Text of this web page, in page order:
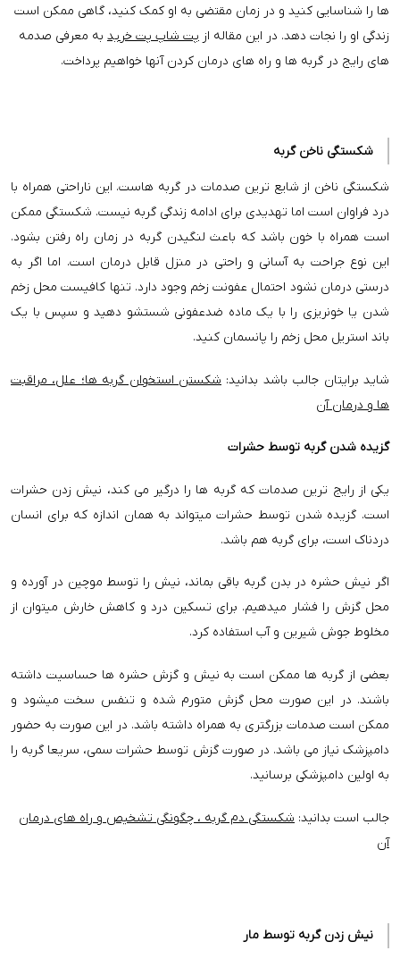
ها را شناسایی کنید و در زمان مقتضی به او کمک کنید، گاهی ممکن است
زندگی او را نجات دهد. در این مقاله از پت شاپ پت خریدبه معرفی صدمه
های رایج در گربه ها و راه های درمان کردن آنها خواهیم پرداخت.
شکستگی ناخن گربه
شکستگی ناخن از شایع ترین صدمات در گربه هاست. این ناراحتی همراه با
درد فراوان است اما تهدیدی برای ادامه زندگی گربه نیست. شکستگی ممکن
است همراه با خون باشد که باعث لنگیدن گربه در زمان راه رفتن بشود.
این نوع جراحت به آسانی و راحتی در منزل قابل درمان است. اما اگر به
درستی درمان نشود احتمال عفونت زخم وجود دارد. تنها کافیست محل زخم
شدن یا خونریزی را با یک ماده ضدعفونی شستشو دهید و سپس با یک
باند استریل محل زخم را پانسمان کنید.
شاید برایتان جالب باشد بدانید: شکستن استخوان گربه ها؛ علل، مراقبت
ها و درمان آن
گزیده شدن گربه توسط حشرات
یکی از رایج ترین صدمات که گربه ها را درگیر می کند، نیش زدن حشرات
است. گزیده شدن توسط حشرات میتواند به همان اندازه که برای انسان
دردناک است، برای گربه هم باشد.
اگر نیش حشره در بدن گربه باقی بماند، نیش را توسط موچین در آورده و
محل گزش را فشار میدهیم. برای تسکین درد و کاهش خارش میتوان از
مخلوط جوش شیرین و آب استفاده کرد.
بعضی از گربه ها ممکن است به نیش و گزش حشره ها حساسیت داشته
باشند. در این صورت محل گزش متورم شده و تنفس سخت میشود و
ممکن است صدمات بزرگتری به همراه داشته باشد. در این صورت به حضور
دامپزشک نیاز می باشد. در صورت گزش توسط حشرات سمی، سریعا گربه را
به اولین دامپزشکی برسانید.
جالب است بدانید: شکستگی دم گربه ، چگونگی تشخیص و راه های درمان
آن
نیش زدن گربه توسط مار